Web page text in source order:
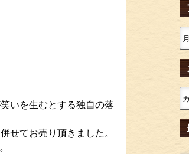
いを生むとする独自の落
せてお売り頂きました。